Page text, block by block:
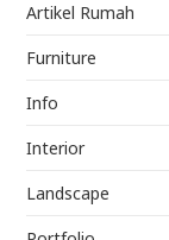
Artikel Rumah
Furniture
Info
Interior
Landscape